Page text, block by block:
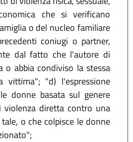
che si verificano
o del nucleo familiare
coniugi o partner,
dal fatto che l'autore di
o abbia condiviso la stessa
vittima"; "d) l'espressione
donne basata sul genere
violenza diretta contro una
o che colpisce le donne